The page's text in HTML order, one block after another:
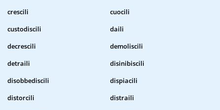
crescili
cuocili
custodiscili
daili
decrescili
demoliscili
detraili
disinibiscili
disobbediscili
dispiacili
distorcili
distraili